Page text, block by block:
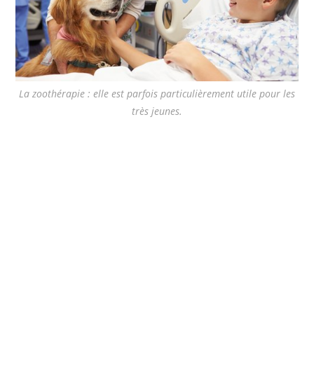
La zoothérapie : elle est parfois particulièrement utile pour les
très jeunes.